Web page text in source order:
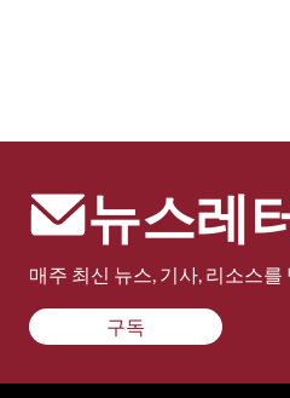
뉴스레
매주 최신 뉴스, 기사, 리소스를
구독